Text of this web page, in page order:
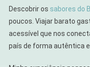
Descobrir os sabores do
poucos. Viajar barato
acessível que nos
país de forma autêntica